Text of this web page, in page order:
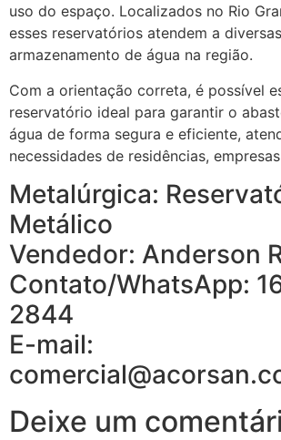
uso do espaço. Localizados no Rio
esses reservatórios atendem a
armazenamento de água na região.
Com a orientação correta, é possível
reservatório ideal para garantir o
água de forma segura e eficiente,
necessidades de residências,
Metalúrgica:
Metálico
Vendedor: Anderson
Contato/WhatsApp:
2844
E-mail:
Deixe um